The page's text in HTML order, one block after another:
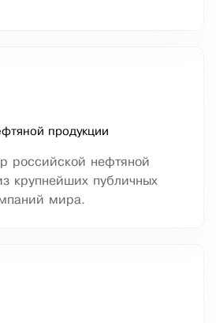
продукции
российской нефтяной
крупнейших публичных
мира.